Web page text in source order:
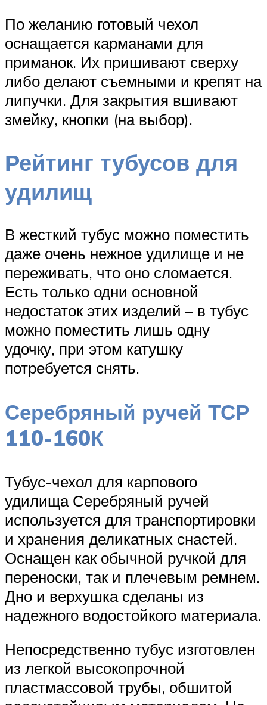
По желанию готовый чехол
оснащается карманами для
приманок. Их пришивают сверху
либо делают съемными и крепят на
липучки. Для закрытия вшивают
змейку, кнопки (на выбор).
Рейтинг тубусов для
удилищ
В жесткий тубус можно поместить
даже очень нежное удилище и не
переживать, что оно сломается.
Есть только одни основной
недостаток этих изделий – в тубус
можно поместить лишь одну
удочку, при этом катушку
потребуется снять.
Серебряный ручей ТСР
110-160К
Тубус-чехол для карпового
удилища Серебряный ручей
используется для транспортировки
и хранения деликатных снастей.
Оснащен как обычной ручкой для
переноски, так и плечевым ремнем.
Дно и верхушка сделаны из
надежного водостойкого материала.
Непосредственно тубус изготовлен
из легкой высокопрочной
пластмассовой трубы, обшитой